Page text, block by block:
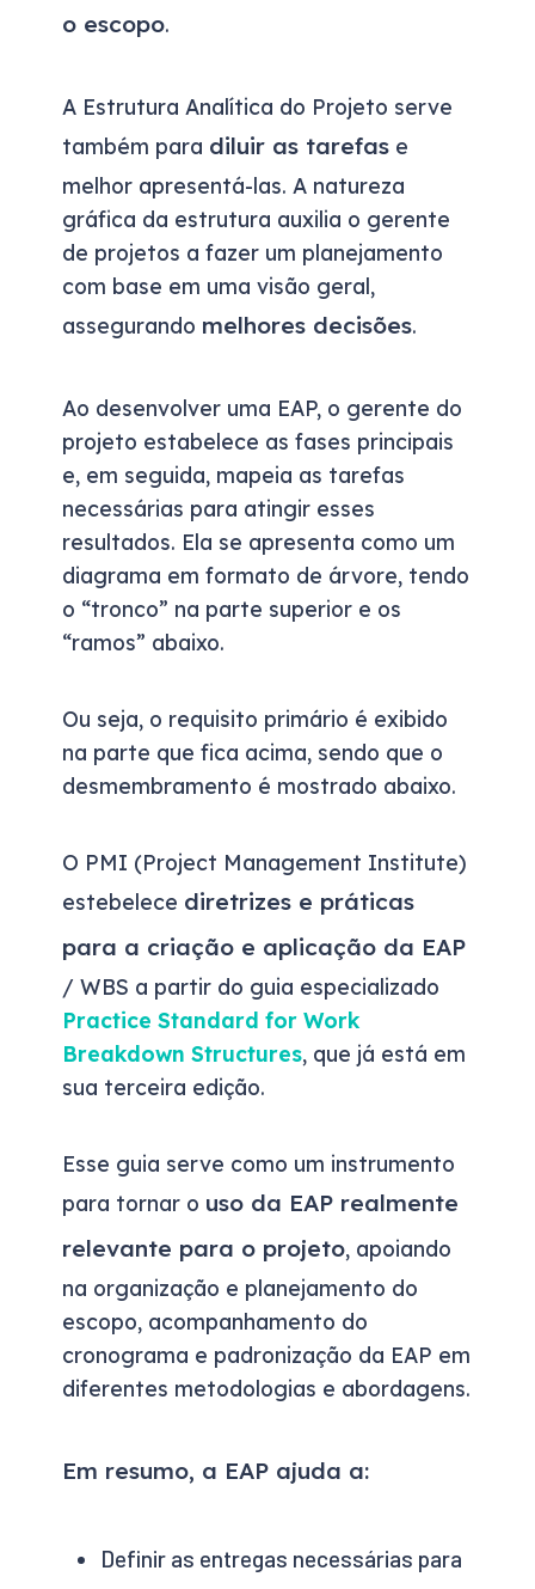
o escopo.
A Estrutura Analítica do Projeto serve
também para diluir as tarefas e
melhor apresentá-las. A natureza
gráfica da estrutura auxilia o gerente
de projetos a fazer um planejamento
com base em uma visão geral,
assegurando melhores decisões.
Ao desenvolver uma EAP, o gerente do
projeto estabelece as fases principais
e, em seguida, mapeia as tarefas
necessárias para atingir esses
resultados. Ela se apresenta como um
diagrama em formato de árvore, tendo
o “tronco” na parte superior e os
“ramos” abaixo.
Ou seja, o requisito primário é exibido
na parte que fica acima, sendo que o
desmembramento é mostrado abaixo.
O PMI (Project Management Institute)
estebelece diretrizes e práticas
para a criação e aplicação da EAP
/ WBS a partir do guia especializado
Practice Standard for Work
Breakdown Structures, que já está em
sua terceira edição.
Esse guia serve como um instrumento
para tornar o uso da EAP realmente
relevante para o projeto, apoiando
na organização e planejamento do
escopo, acompanhamento do
cronograma e padronização da EAP em
diferentes metodologias e abordagens.
Em resumo, a EAP ajuda a:
Definir as entregas necessárias para